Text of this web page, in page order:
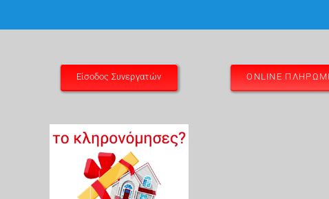
Είσοδος Συνεργατών ONLINE